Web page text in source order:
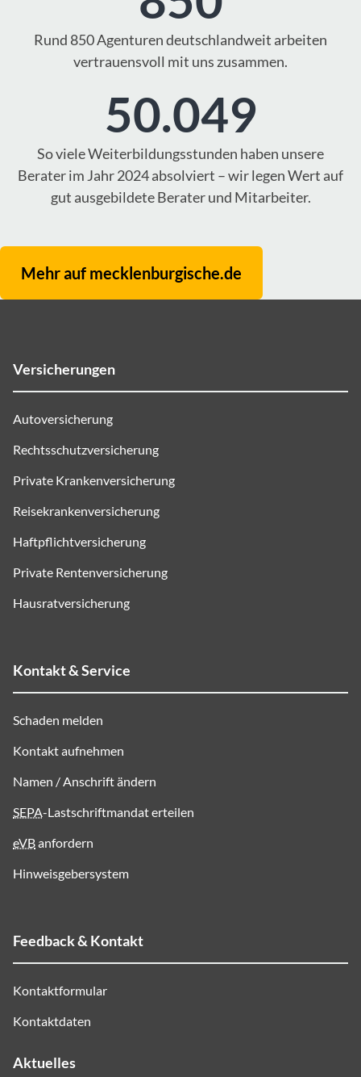
Rund 850 Agenturen deutschlandweit arbeiten
vertrauensvoll mit uns zusammen.
50.049
So viele Weiterbildungsstunden haben unsere
Berater im Jahr 2024 absolviert – wir legen Wert auf
gut ausgebildete Berater und Mitarbeiter.
Mehr auf mecklenburgische.de
Versicherungen
Autoversicherung
Rechtsschutzversicherung
Private Krankenversicherung
Reisekrankenversicherung
Haftpflichtversicherung
Private Rentenversicherung
Hausratversicherung
Kontakt & Service
Schaden melden
Kontakt aufnehmen
Namen / Anschrift ändern
SEPA-Lastschriftmandat erteilen
eVBanfordern
Hinweisgebersystem
Feedback & Kontakt
Kontaktformular
Kontaktdaten
Aktuelles